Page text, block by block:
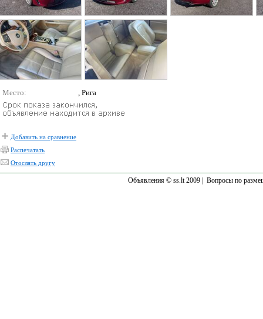
Место: , Рига
Добавить на сравнение
Распечатать
Отослать другу
Объявления © ss.lt 2009 | Вопросы по